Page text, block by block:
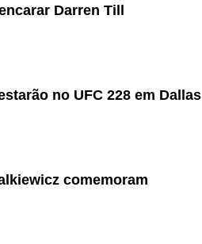
Darren Till
no UFC 228 em Dallas
comemoram